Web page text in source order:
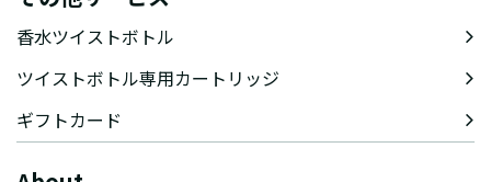
香水ツイストボトル
ツイストボトル専用カートリッジ
ギフトカード